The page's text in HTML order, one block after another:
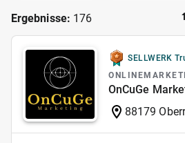
Ergebnisse: 176
SELLWERK
OnCuGe
88179